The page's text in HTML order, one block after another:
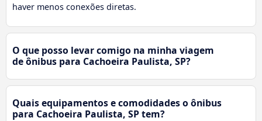
haver menos conexões diretas.
O que posso levar comigo na minha viagem
de ônibus para Cachoeira Paulista, SP?
Quais equipamentos e comodidades o ônibus
para Cachoeira Paulista, SP tem?